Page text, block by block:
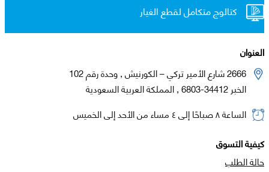
كتالوج متكامل لقطع الغيار
العنوان
2666 شارع الأمير تركي – الكورنيش , وحدة رقم 102
الخبر 34412-6803 , المملكة العربية السعودية
الساعة ٨ صباحًا إلى ٤ مساء من الأحد إلى الخميس
كيفية التسوق
حالة الطلب